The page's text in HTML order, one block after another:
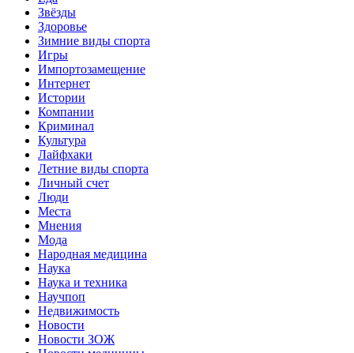
Звёзды
Здоровье
Зимние виды спорта
Игры
Импортозамещение
Интернет
Истории
Компании
Криминал
Культура
Лайфхаки
Летние виды спорта
Личный счет
Люди
Места
Мнения
Мода
Народная медицина
Наука
Наука и техника
Научпоп
Недвижимость
Новости
Новости ЗОЖ